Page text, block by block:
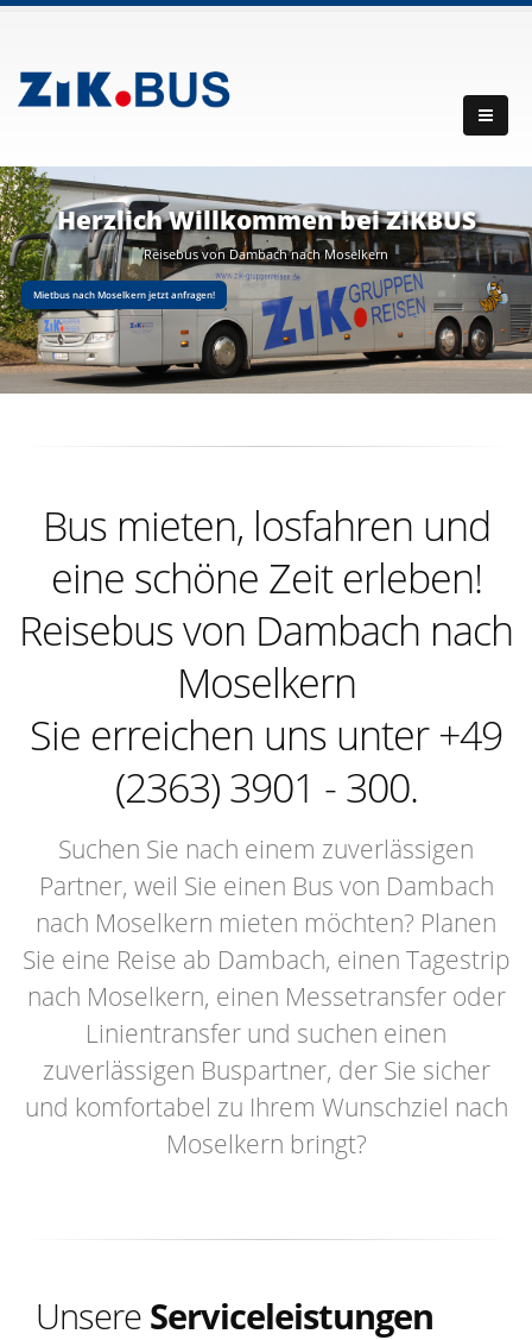
Herzlich Willkommen bei ZiKBUS
Reisebus von Dambach nach Moselkern
Mietbus nach Moselkern jetzt anfragen!
Bus mieten, losfahren und
eine schöne Zeit erleben!
Reisebus von Dambach nach
Moselkern
Sie erreichen uns unter +49
(2363) 3901 - 300.
Suchen Sie nach einem zuverlässigen
Partner, weil Sie einen Bus von Dambach
nach Moselkern mieten möchten? Planen
Sie eine Reise ab Dambach, einen Tagestrip
nach Moselkern, einen Messetransfer oder
Linientransfer und suchen einen
zuverlässigen Buspartner, der Sie sicher
und komfortabel zu Ihrem Wunschziel nach
Moselkern bringt?
Unsere Serviceleistungen